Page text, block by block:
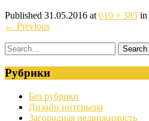
Published 31.05.2016 at 610 × 385 in
← Previous
Рубрики
Без рубрики
Дизайн интерьера
Загородная недвижимость